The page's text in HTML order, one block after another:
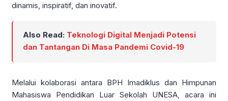
dinamis, inspiratif, dan inovatif.
Also Read: Teknologi Digital Menjadi Potensi
dan Tantangan Di Masa Pandemi Covid-19
Melalui kolaborasi antara BPH Imadiklus dan Himpunan
Mahasiswa Pendidikan Luar Sekolah UNESA, acara ini